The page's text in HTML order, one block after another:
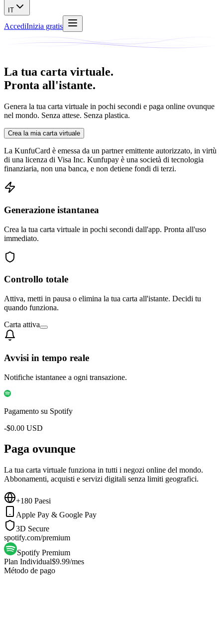
IT
AccediInizia gratis
La tua carta virtuale.
Pronta all'istante.
Genera la tua carta virtuale in pochi secondi e paga online ovunque
nel mondo. Senza attese. Senza plastica.
Crea la mia carta virtuale
La KunfuCard è emessa da un partner emittente autorizzato, in virtù
di una licenza di Visa Inc. Kunfupay è una società di tecnologia
finanziaria, non una banca, e non detiene fondi di terzi.
Generazione istantanea
Crea la tua carta virtuale in pochi secondi dall'app. Pronta all'uso
immediato.
Controllo totale
Attiva, metti in pausa o elimina la tua carta all'istante. Decidi tu
quando funziona.
Carta attiva
Avvisi in tempo reale
Notifiche istantanee a ogni transazione.
Pagamento su Spotify
-$0.00 USD
Paga ovunque
La tua carta virtuale funziona in tutti i negozi online del mondo.
Abbonamenti, acquisti e servizi digitali senza limiti geografici.
+180 Paesi
Apple Pay & Google Pay
3D Secure
spotify.com/premium
Spotify Premium
Plan Individual$9.99/mes
Método de pago